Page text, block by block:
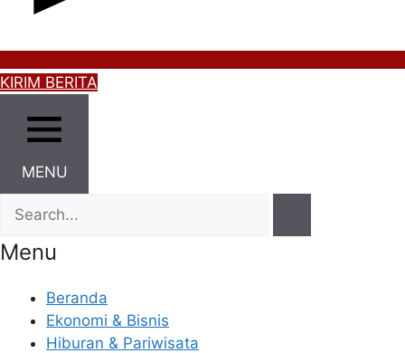
KIRIM BERITA
MENU
Menu
Beranda
Ekonomi & Bisnis
Hiburan & Pariwisata